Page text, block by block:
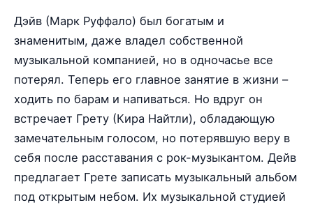
Дэйв (Марк Руффало) был богатым и
знаменитым, даже владел собственной
музыкальной компанией, но в одночасье все
потерял. Теперь его главное занятие в жизни –
ходить по барам и напиваться. Но вдруг он
встречает Грету (Кира Найтли), обладающую
замечательным голосом, но потерявшую веру в
себя после расставания с рок-музыкантом. Дейв
предлагает Грете записать музыкальный альбом
под открытым небом. Их музыкальной студией